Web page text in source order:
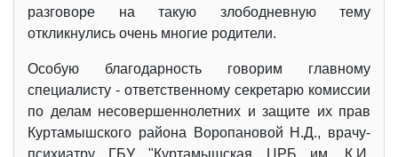
разговоре на такую злободневную тему
откликнулись очень многие родители.
Особую благодарность говорим главному
специалисту - ответственному секретарю комиссии
по делам несовершеннолетних и защите их прав
Куртамышского района Воропановой Н.Д., врачу-
психиатру ГБУ "Куртамышская ЦРБ им. К.И.